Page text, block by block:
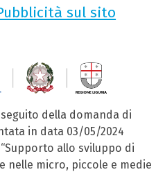
sul sito
seguito della domanda di
in data 03/05/2024
allo sviluppo di
nelle micro, piccole e medie